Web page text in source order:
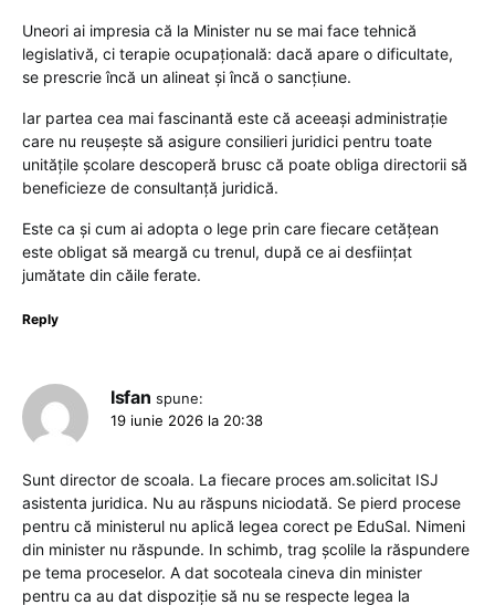
Uneori ai impresia că la Minister nu se mai face tehnică
legislativă, ci terapie ocupațională: dacă apare o dificultate,
se prescrie încă un alineat și încă o sancțiune.
Iar partea cea mai fascinantă este că aceeași administrație
care nu reușește să asigure consilieri juridici pentru toate
unitățile școlare descoperă brusc că poate obliga directorii să
beneficieze de consultanță juridică.
Este ca și cum ai adopta o lege prin care fiecare cetățean
este obligat să meargă cu trenul, după ce ai desființat
jumătate din căile ferate.
Reply
Isfan spune:
19 iunie 2026 la 20:38
Sunt director de scoala. La fiecare proces am.solicitat ISJ
asistenta juridica. Nu au răspuns niciodată. Se pierd procese
pentru că ministerul nu aplică legea corect pe EduSal. Nimeni
din minister nu răspunde. In schimb, trag școlile la răspundere
pe tema proceselor. A dat socoteala cineva din minister
pentru ca au dat dispoziție să nu se respecte legea la